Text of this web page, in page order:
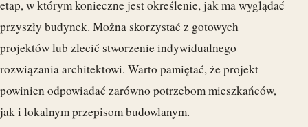
etap, w którym konieczne jest określenie, jak ma wyglądać
przyszły budynek. Można skorzystać z gotowych
projektów lub zlecić stworzenie indywidualnego
rozwiązania architektowi. Warto pamiętać, że projekt
powinien odpowiadać zarówno potrzebom mieszkańców,
jak i lokalnym przepisom budowlanym.